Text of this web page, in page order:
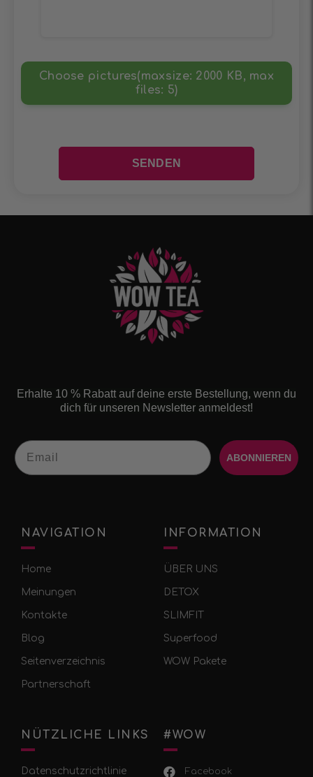
Choose pictures(maxsize: 2000 KB, max
files: 5)
Erhalte 10 % Rabatt auf deine erste Bestellung, wenn du
dich für unseren Newsletter anmeldest!
Email
ABONNIEREN
NAVIGATION
Home
Meinungen
Kontakte
Blog
Seitenverzeichnis
Partnerschaft
INFORMATION
ÜBER UNS
DETOX
SLIMFIT
Superfood
WOW Pakete
NÜTZLICHE LINKS
Datenschutzrichtlinie
#WOW
Facebook